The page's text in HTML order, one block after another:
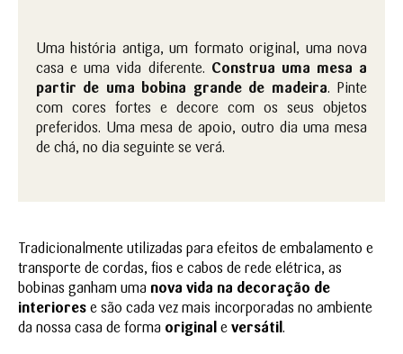
Uma história antiga, um formato original, uma nova
casa e uma vida diferente. Construa uma mesa a
partir de uma bobina grande de madeira. Pinte
com cores fortes e decore com os seus objetos
preferidos. Uma mesa de apoio, outro dia uma mesa
de chá, no dia seguinte se verá.
Tradicionalmente utilizadas para efeitos de embalamento e
transporte de cordas, fios e cabos de rede elétrica, as
bobinas ganham uma nova vida na decoração de
interiores e são cada vez mais incorporadas no ambiente
da nossa casa de forma original e versátil .